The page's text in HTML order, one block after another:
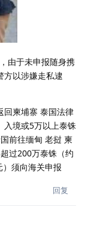
由于未申报随身携
方以涉嫌走私逮
回柬埔寨 泰国法律
入境或5万以上泰铢
前往缅甸 老挝 柬
过200万泰铢（约
须向海关申报
回复